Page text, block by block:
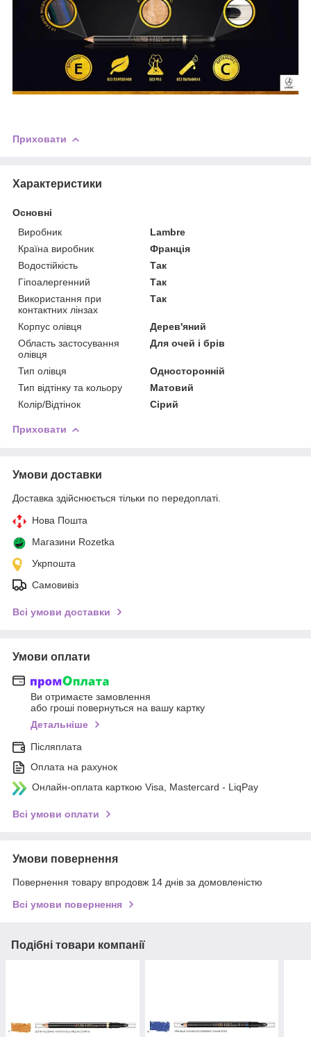
Приховати
Характеристики
Основні
Виробник
Lambre
Країна виробник
Франція
Водостійкість
Так
Гіпоалергенний
Так
Використання при
контактних лінзах
Так
Корпус олівця
Дерев'яний
Область застосування
олівця
Для очей і брів
Тип олівця
Односторонній
Тип відтінку та кольору
Матовий
Колір/Відтінок
Сірий
Приховати
Умови доставки
Доставка здійснюється тільки по передоплаті.
Нова Пошта
Магазини Rozetka
Укрпошта
Самовивіз
Всі умови доставки
Умови оплати
Ви отримаєте замовлення
або гроші повернуться на вашу картку
Детальніше
Післяплата
Оплата на рахунок
Онлайн-оплата карткою Visa, Mastercard - LiqPay
Всі умови оплати
Умови повернення
Повернення товару впродовж 14 днів за домовленістю
Всі умови повернення
Подібні товари компанії